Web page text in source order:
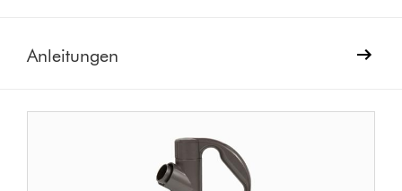
Anleitungen